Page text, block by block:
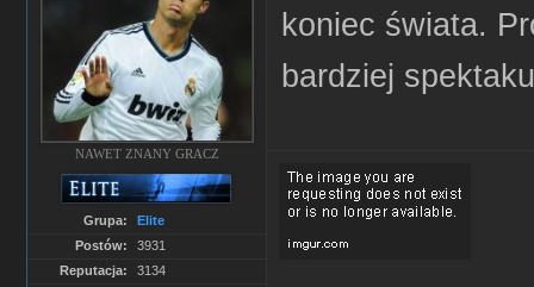
NAWET ZNANY GRACZ
Grupa:
Elite
Postów:
3931
Reputacja:
3134
koniec świata.
bardziej